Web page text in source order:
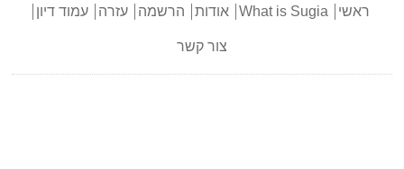
ראשי What is Sugia אודות הרשמה עזרה עמוד דיון
צור קשר